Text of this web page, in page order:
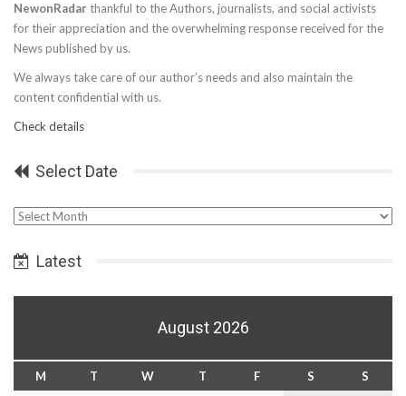
NewonRadar thankful to the Authors, journalists, and social activists
for their appreciation and the overwhelming response received for the
News published by us.
We always take care of our author’s needs and also maintain the
content confidential with us.
Check details
Select Date
Select
Latest
August 2026
M T W T F S
S